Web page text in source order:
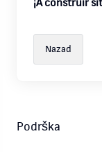
Podrška
¡A construir
Nazad